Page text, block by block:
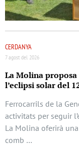
CERDANYA
7 agost del 2026
La Molina
l’eclipsi solar del
Ferrocarrils de la
activitats per seguir
La Molina oferirà
comb …